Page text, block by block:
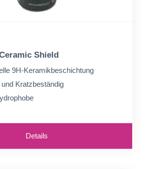
Shield
9H-Keramikbeschichtung
Kratzbeständig
Details